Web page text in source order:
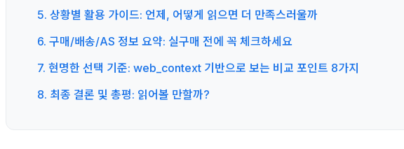
5. 상황별 활용 가이드: 언제, 어떻게 읽으면 더 만족스러울까
6. 구매/배송/AS 정보 요약: 실구매 전에 꼭 체크하세요
7. 현명한 선택 기준: web_context 기반으로 보는 비교 포인트 8가지
8. 최종 결론 및 총평: 읽어볼 만할까?